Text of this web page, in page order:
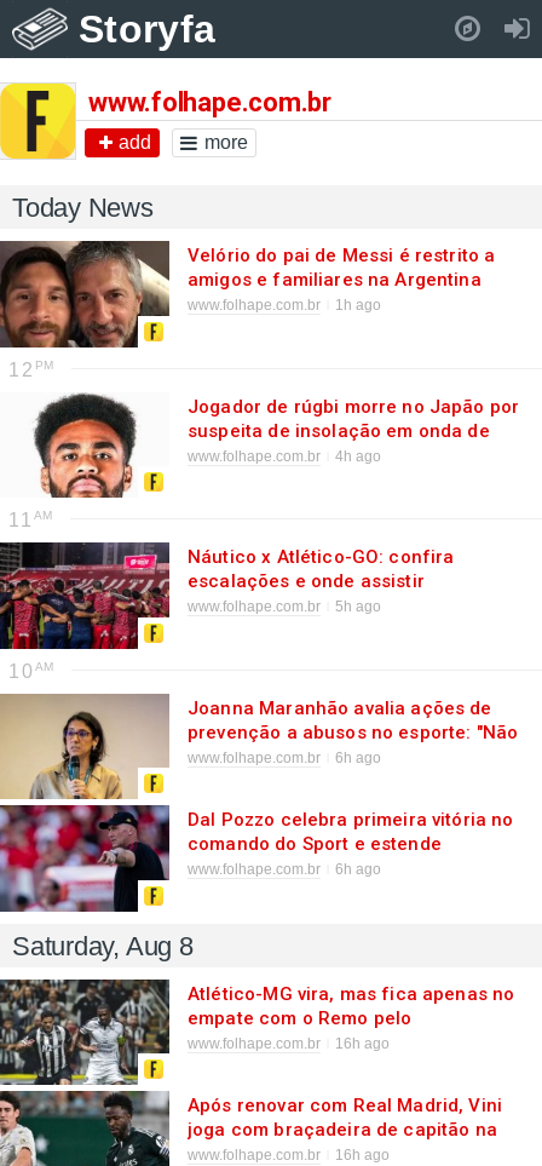
Storyfa
www.folhape.com.br
add more
Today News
Velório do pai de Messi é restrito a
amigos e familiares na Argentina
www.folhape.com.br 1h ago
12
Jogador de rúgbi morre no Japão por
suspeita de insolação em onda de
calor de 35ºC
www.folhape.com.br 4h ago
11
Náutico x Atlético-GO: confira
escalações e onde assistir
www.folhape.com.br 5h ago
10
Joanna Maranhão avalia ações de
prevenção a abusos no esporte: "Não
vai ter uma única solução"
www.folhape.com.br 6h ago
Dal Pozzo celebra primeira vitória no
comando do Sport e estende
"bandeira da paz" com a torcida
www.folhape.com.br 6h ago
Saturday, Aug 8
Atlético-MG vira, mas fica apenas no
empate com o Remo pelo
Brasileirão
www.folhape.com.br 16h ago
Após renovar com Real Madrid, Vini
joga com braçadeira de capitão na
vitória sobre o Ferencvaros
www.folhape.com.br 16h ago
Pull down to refresh..